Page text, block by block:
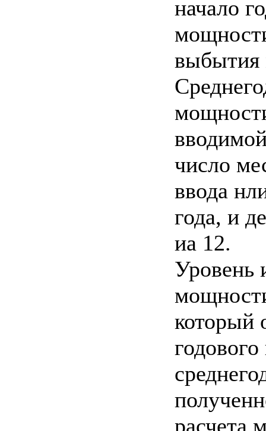
начало
число
ввода
года, и
иа 12.
Уровень
который
расчета